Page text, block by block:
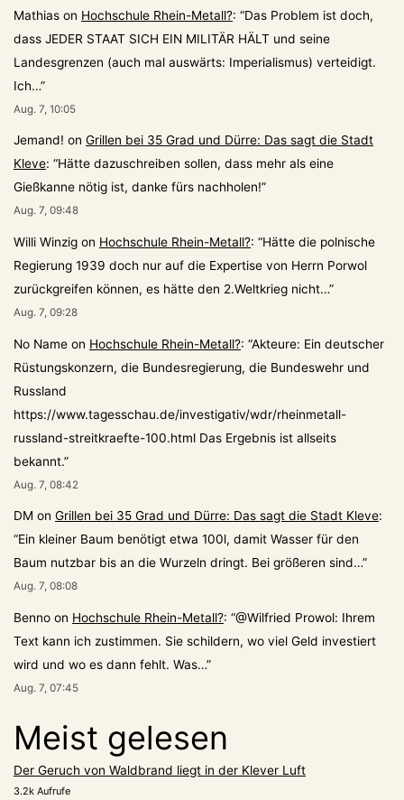
Mathias on Hochschule Rhein-Metall?: “Das Problem ist doch,
dass JEDER STAAT SICH EIN MILITÄR HÄLT und seine
Landesgrenzen (auch mal auswärts: Imperialismus) verteidigt.
Ich…”
Aug. 7, 10:05
Jemand! on Grillen bei 35 Grad und Dürre: Das sagt die Stadt
Kleve: “Hätte dazuschreiben sollen, dass mehr als eine
Gießkanne nötig ist, danke fürs nachholen!”
Aug. 7, 09:48
Willi Winzig on Hochschule Rhein-Metall?: “Hätte die polnische
Regierung 1939 doch nur auf die Expertise von Herrn Porwol
zurückgreifen können, es hätte den 2.Weltkrieg nicht…”
Aug. 7, 09:28
No Name on Hochschule Rhein-Metall?: “Akteure: Ein deutscher
Rüstungskonzern, die Bundesregierung, die Bundeswehr und
Russland
https://www.tagesschau.de/investigativ/wdr/rheinmetall-
russland-streitkraefte-100.html Das Ergebnis ist allseits
bekannt.”
Aug. 7, 08:42
DM on Grillen bei 35 Grad und Dürre: Das sagt die Stadt Kleve:
“Ein kleiner Baum benötigt etwa 100l, damit Wasser für den
Baum nutzbar bis an die Wurzeln dringt. Bei größeren sind…”
Aug. 7, 08:08
Benno on Hochschule Rhein-Metall?: “@Wilfried Prowol: Ihrem
Text kann ich zustimmen. Sie schildern, wo viel Geld investiert
wird und wo es dann fehlt. Was…”
Aug. 7, 07:45
Meist gelesen
Der Geruch von Waldbrand liegt in der Klever Luft
3.2k Aufrufe